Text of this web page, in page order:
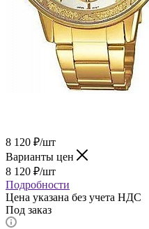
8 120 ₽/шт
Варианты цен
8 120 ₽/шт
Подробности
Цена указана без учета НДС
Под заказ